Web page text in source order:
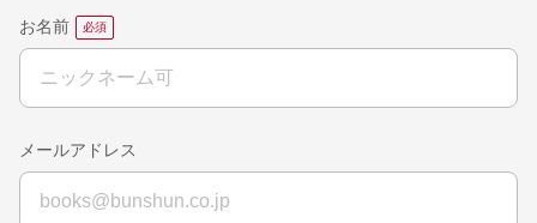
お名前
メールアドレス